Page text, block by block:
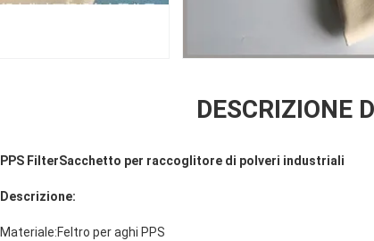
DESCRIZIONE
PPS FilterSacchetto per raccoglitore di polveri industriali
Descrizione:
Materiale:Feltro per aghi PPS